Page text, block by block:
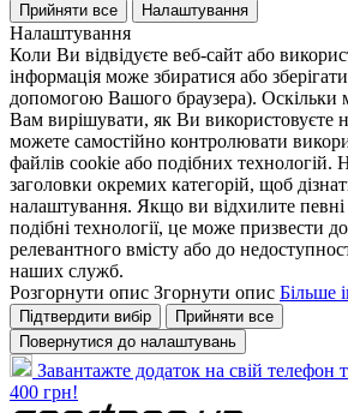
Прийняти все Налаштування
Налаштування
Коли Ви відвідуєте веб-сайт або
інформація може збиратися або
допомогою Вашого браузера). Оскільки
Вам вирішувати, як Ви використовуєте
можете самостійно контролювати
файлів cookie або подібних технологій.
заголовки окремих категорій, щоб
налаштування. Якщо ви відхилите
подібні технології, це може призвести
релевантного вмісту або до
наших служб.
Розгорнути опис Згорнути опис Більше
Підтвердити вибір
Прийняти все
Повернутися до налаштувань
Завантажте додаток на свій телефон
400 грн!